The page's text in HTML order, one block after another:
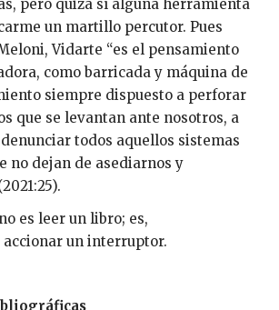
pero quizá sí alguna herramienta
un martillo percutor. Pues
Vidarte “es el pensamiento
como barricada y máquina de
siempre dispuesto a perforar
que se levantan ante nosotros, a
todos aquellos sistemas
no dejan de asediarnos y
es leer un libro; es,
un interruptor.